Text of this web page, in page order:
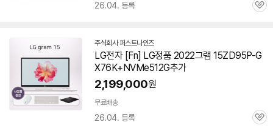
26.04. 등록
관
주식회사 퍼스트나인즈네
이
버
페
이
LG전자 [Fn] LG정품 2022그램 15ZD95P-G
X76K+NVMe512G추가
2,199,000원
무료배송
26.04. 등록
관